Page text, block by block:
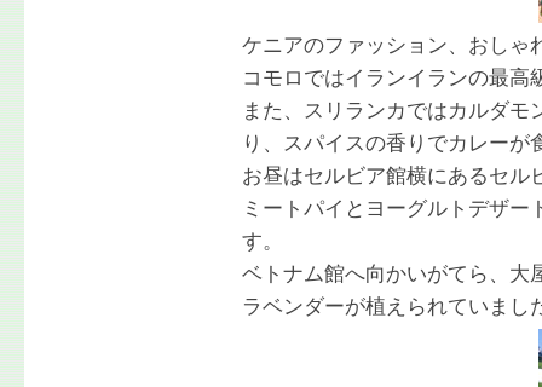
ケニアのファッション、おしゃ
コモロではイランイランの最高
また、スリランカではカルダ
り、スパイスの香りでカレーが
お昼はセルビア館横にあるセル
ミートパイとヨーグルトデザ
す。
ベトナム館へ向かいがてら、大
ラベンダーが植えられていまし